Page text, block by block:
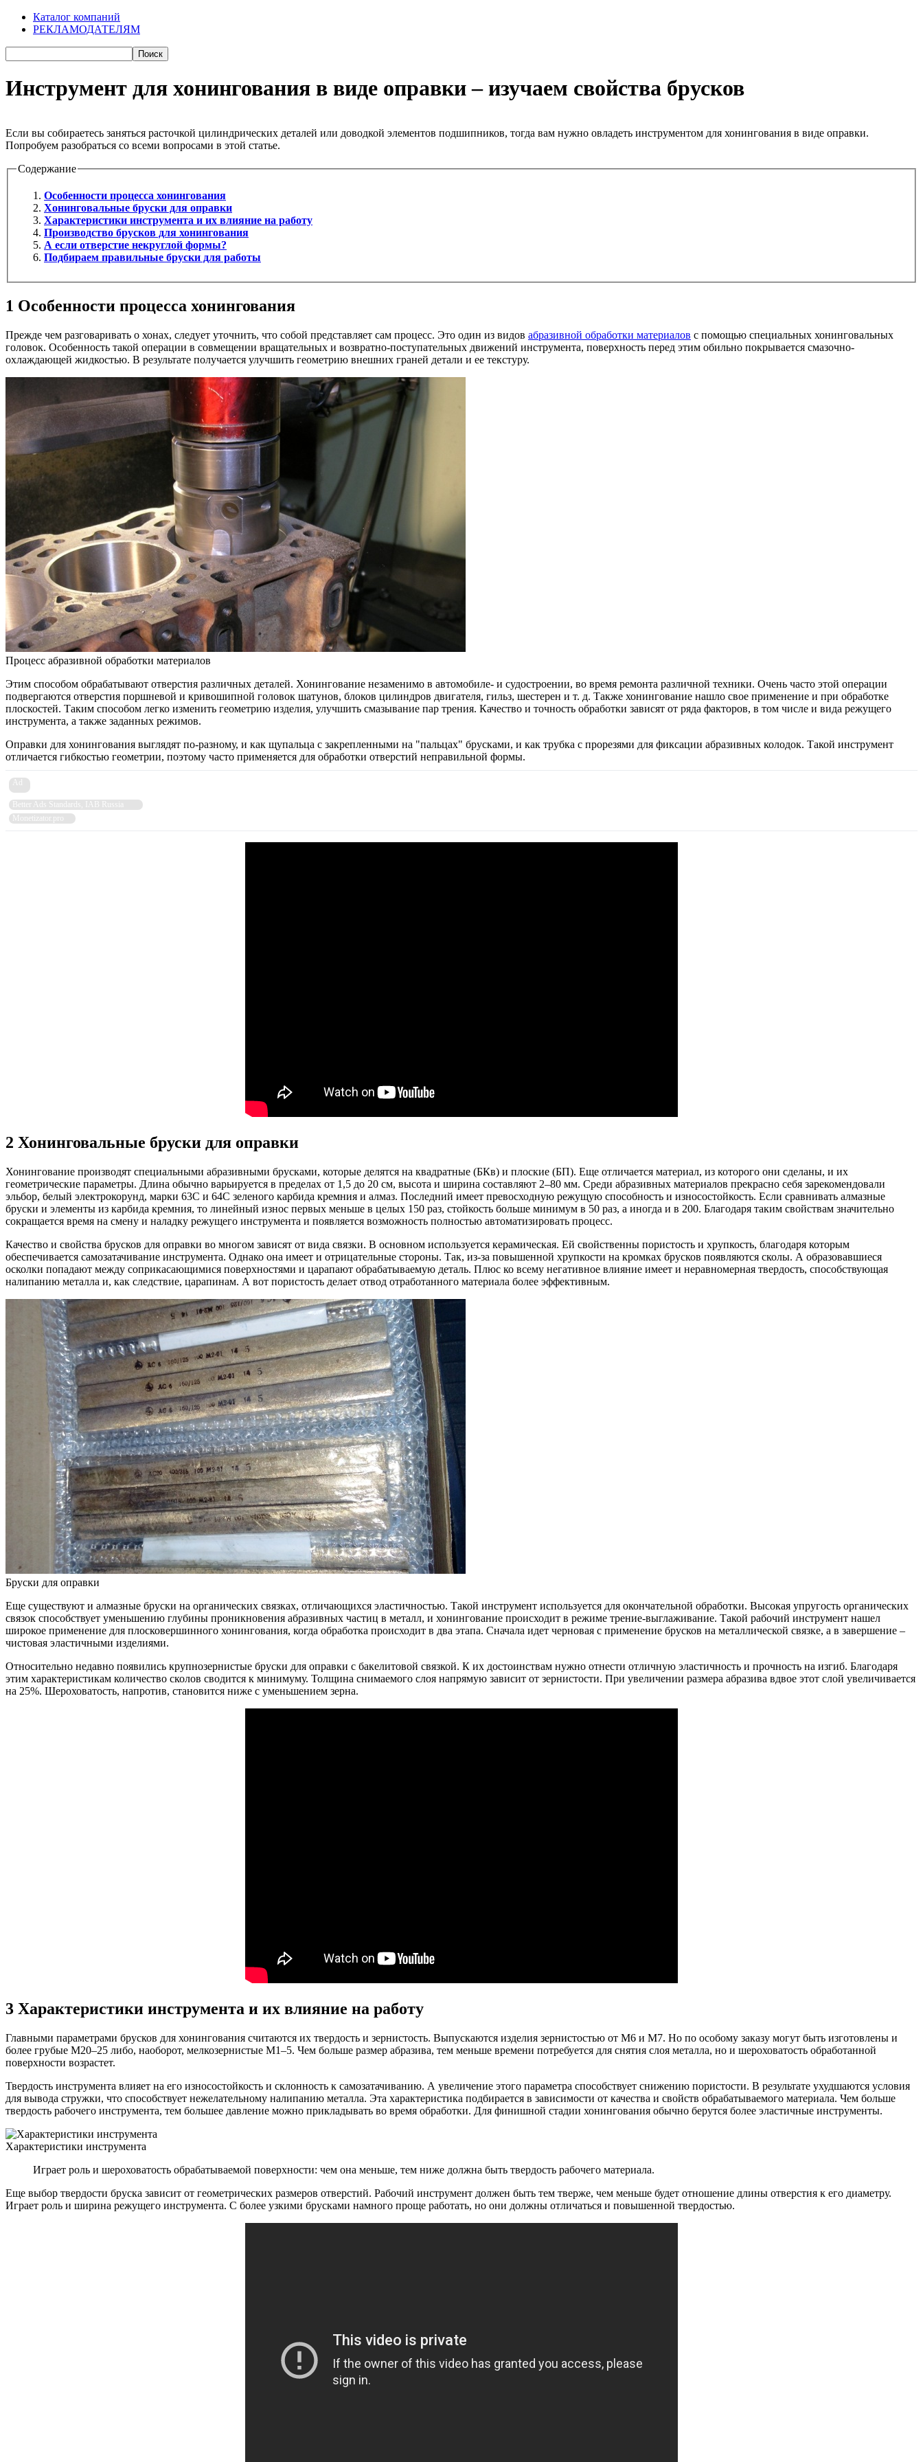
Каталог компаний
РЕКЛАМОДАТЕЛЯМ
Инструмент для хонингования в виде оправки – изучаем свойства брусков
Если вы собираетесь заняться расточкой цилиндрических деталей или доводкой элементов подшипников, тогда вам нужно овладеть инструментом для хонингования в виде оправки.
Попробуем разобраться со всеми вопросами в этой статье.
Содержание
Особенности процесса хонингования
Хонинговальные бруски для оправки
Характеристики инструмента и их влияние на работу
Производство брусков для хонингования
А если отверстие некруглой формы?
Подбираем правильные бруски для работы
1 Особенности процесса хонингования
Прежде чем разговаривать о хонах, следует уточнить, что собой представляет сам процесс. Это один из видов абразивной обработки материалов с помощью специальных хонинговальных
головок. Особенность такой операции в совмещении вращательных и возвратно-поступательных движений инструмента, поверхность перед этим обильно покрывается смазочно-
охлаждающей жидкостью. В результате получается улучшить геометрию внешних граней детали и ее текстуру.
Процесс абразивной обработки материалов
Этим способом обрабатывают отверстия различных деталей. Хонингование незаменимо в автомобиле- и судостроении, во время ремонта различной техники. Очень часто этой операции
подвергаются отверстия поршневой и кривошипной головок шатунов, блоков цилиндров двигателя, гильз, шестерен и т. д. Также хонингование нашло свое применение и при обработке
плоскостей. Таким способом легко изменить геометрию изделия, улучшить смазывание пар трения. Качество и точность обработки зависят от ряда факторов, в том числе и вида режущего
инструмента, а также заданных режимов.
Оправки для хонингования выглядят по-разному, и как щупальца с закрепленными на "пальцах" брусками, и как трубка с прорезями для фиксации абразивных колодок. Такой инструмент
отличается гибкостью геометрии, поэтому часто применяется для обработки отверстий неправильной формы.
Ad
Better Ads Standards, IAB Russia
Monetizator.pro
2 Хонинговальные бруски для оправки
Хонингование производят специальными абразивными брусками, которые делятся на квадратные (БКв) и плоские (БП). Еще отличается материал, из которого они сделаны, и их
геометрические параметры. Длина обычно варьируется в пределах от 1,5 до 20 см, высота и ширина составляют 2–80 мм. Среди абразивных материалов прекрасно себя зарекомендовали
эльбор, белый электрокорунд, марки 63С и 64С зеленого карбида кремния и алмаз. Последний имеет превосходную режущую способность и износостойкость. Если сравнивать алмазные
бруски и элементы из карбида кремния, то линейный износ первых меньше в целых 150 раз, стойкость больше минимум в 50 раз, а иногда и в 200. Благодаря таким свойствам значительно
сокращается время на смену и наладку режущего инструмента и появляется возможность полностью автоматизировать процесс.
Качество и свойства брусков для оправки во многом зависят от вида связки. В основном используется керамическая. Ей свойственны пористость и хрупкость, благодаря которым
обеспечивается самозатачивание инструмента. Однако она имеет и отрицательные стороны. Так, из-за повышенной хрупкости на кромках брусков появляются сколы. А образовавшиеся
осколки попадают между соприкасающимися поверхностями и царапают обрабатываемую деталь. Плюс ко всему негативное влияние имеет и неравномерная твердость, способствующая
налипанию металла и, как следствие, царапинам. А вот пористость делает отвод отработанного материала более эффективным.
Бруски для оправки
Еще существуют и алмазные бруски на органических связках, отличающихся эластичностью. Такой инструмент используется для окончательной обработки. Высокая упругость органических
связок способствует уменьшению глубины проникновения абразивных частиц в металл, и хонингование происходит в режиме трение-выглаживание. Такой рабочий инструмент нашел
широкое применение для плосковершинного хонингования, когда обработка происходит в два этапа. Сначала идет черновая с применение брусков на металлической связке, а в завершение –
чистовая эластичными изделиями.
Относительно недавно появились крупнозернистые бруски для оправки с бакелитовой связкой. К их достоинствам нужно отнести отличную эластичность и прочность на изгиб. Благодаря
этим характеристикам количество сколов сводится к минимуму. Толщина снимаемого слоя напрямую зависит от зернистости. При увеличении размера абразива вдвое этот слой увеличивается
на 25%. Шероховатость, напротив, становится ниже с уменьшением зерна.
3 Характеристики инструмента и их влияние на работу
Главными параметрами брусков для хонингования считаются их твердость и зернистость. Выпускаются изделия зернистостью от М6 и М7. Но по особому заказу могут быть изготовлены и
более грубые М20–25 либо, наоборот, мелкозернистые М1–5. Чем больше размер абразива, тем меньше времени потребуется для снятия слоя металла, но и шероховатость обработанной
поверхности возрастет.
Твердость инструмента влияет на его износостойкость и склонность к самозатачиванию. А увеличение этого параметра способствует снижению пористости. В результате ухудшаются условия
для вывода стружки, что способствует нежелательному налипанию металла. Эта характеристика подбирается в зависимости от качества и свойств обрабатываемого материала. Чем больше
твердость рабочего инструмента, тем большее давление можно прикладывать во время обработки. Для финишной стадии хонингования обычно берутся более эластичные инструменты.
Характеристики инструмента
Играет роль и шероховатость обрабатываемой поверхности: чем она меньше, тем ниже должна быть твердость рабочего материала.
Еще выбор твердости бруска зависит от геометрических размеров отверстий. Рабочий инструмент должен быть тем тверже, чем меньше будет отношение длины отверстия к его диаметру.
Играет роль и ширина режущего инструмента. С более узкими брусками намного проще работать, но они должны отличаться и повышенной твердостью.